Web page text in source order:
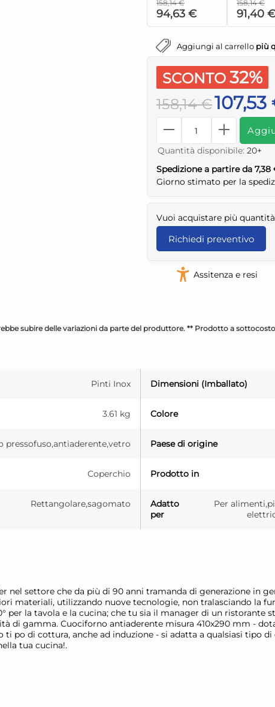
158,14 €
94,63 €
158,14 €
91,40 €
Aggiungi al carrello più
SCONTO 32%
158,14 €107,53
Quantità disponibile: 20+
Spedizione a partire da 7,38
Giorno stimato per la
Vuoi acquistare più
Richiedi preventivo
Assitenza e resi
subire delle variazioni da parte del produttore. ** Prodotto a sottocosto
Pinti Inox Dimensioni (Imballato)
3.61 kg Colore
pressofuso,antiaderente,vetro Paese di origine
Coperchio Prodotto in
Rettangolare,sagomato
Adatto
per
Per
settore che da più di 90 anni tramanda di generazione in
materiali, utilizzando nuove tecnologie, non tralasciando la
per la tavola e la cucina; che tu sia il manager di un
di gamma. Cuociforno antiaderente misura 410x290 mm -
po di cottura, anche ad induzione - si adatta a qualsiasi tipo
tua cucina!.